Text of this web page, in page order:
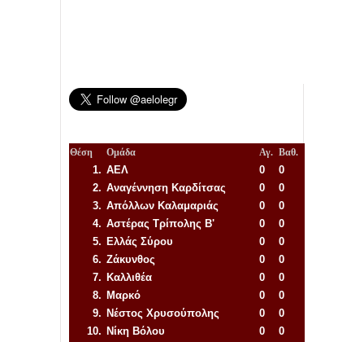
Θέση Ομάδα Αγ. Βαθ.
1. ΑΕΛ 0
0
2. Αναγέννηση Καρδίτσας 0
0
3. Απόλλων Καλαμαριάς 0
0
4. Αστέρας Τρίπολης Β' 0
0
5. Ελλάς Σύρου 0
0
6. Ζάκυνθος 0
0
7. Καλλιθέα 0
0
8. Μαρκό 0
0
9. Νέστος Χρυσούπολης 0
0
10. Νίκη Βόλου 0
0